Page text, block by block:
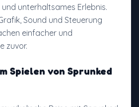
unterhaltsames Erlebnis.
Sound und Steuerung
einfacher und
zuvor.
Spielen von Sprunked